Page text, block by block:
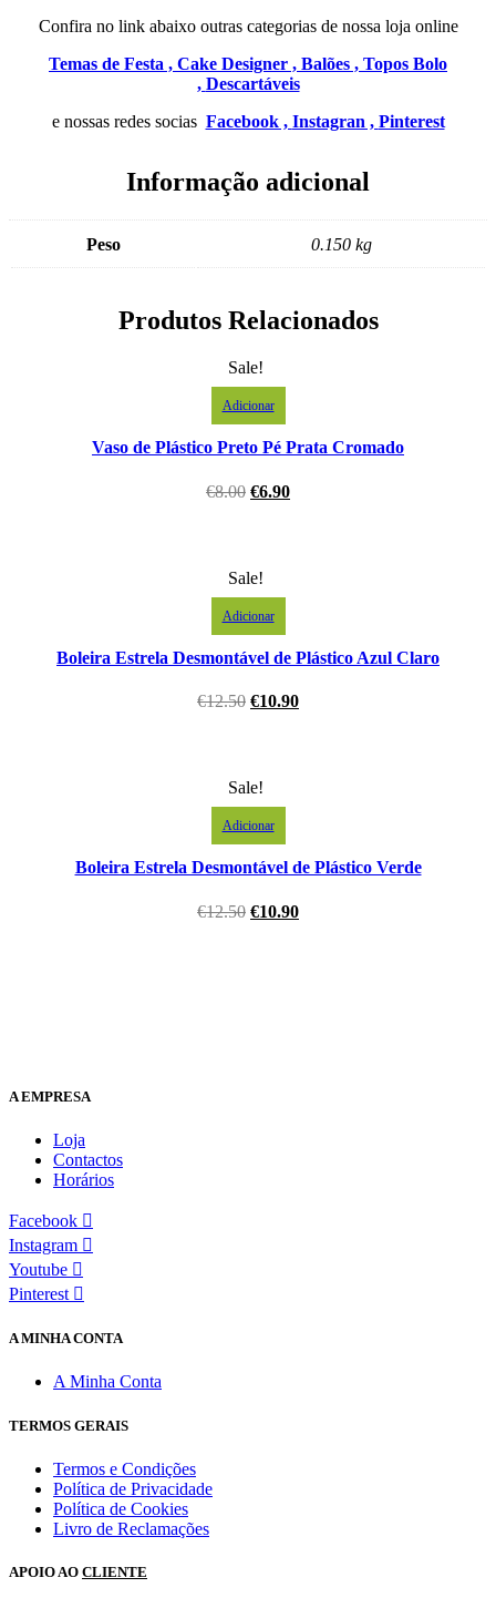
Confira no link abaixo outras categorias de nossa loja online
Temas de Festa , Cake Designer , Balões , Topos Bolo
, Descartáveis
e nossas redes socias Facebook , Instagran , Pinterest
Informação adicional
Peso 0.150 kg
Produtos Relacionados
Sale!
Adicionar
Vaso de Plástico Preto Pé Prata Cromado
€8.00 €6.90
Sale!
Adicionar
Boleira Estrela Desmontável de Plástico Azul Claro
€12.50 €10.90
Sale!
Adicionar
Boleira Estrela Desmontável de Plástico Verde
€12.50 €10.90
A EMPRESA
Loja
Contactos
Horários
Facebook
Instagram
Youtube
Pinterest
A MINHA CONTA
A Minha Conta
TERMOS GERAIS
Termos e Condições
Política de Privacidade
Política de Cookies
Livro de Reclamações
APOIO AO CLIENTE